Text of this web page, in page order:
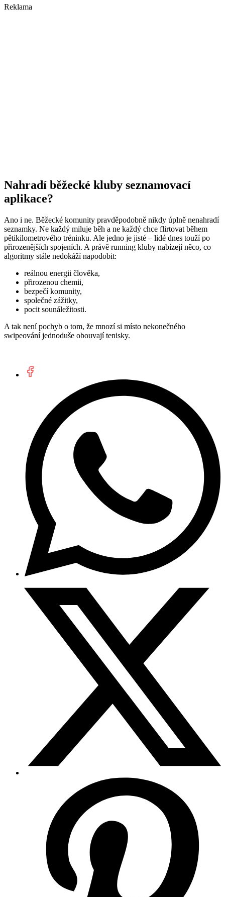
Reklama
Nahradí běžecké kluby seznamovací
aplikace?
Ano i ne. Běžecké komunity pravděpodobně nikdy úplně nenahradí
seznamky. Ne každý miluje běh a ne každý chce flirtovat během
pětikilometrového tréninku. Ale jedno je jisté – lidé dnes touží po
přirozenějších spojeních. A právě running kluby nabízejí něco, co
algoritmy stále nedokáží napodobit:
reálnou energii člověka,
přirozenou chemii,
bezpečí komunity,
společné zážitky,
pocit sounáležitosti.
A tak není pochyb o tom, že mnozí si místo nekonečného
swipeování jednoduše obouvají tenisky.